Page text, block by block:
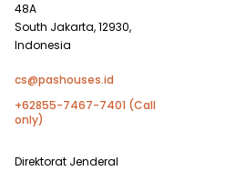
48A
South Jakarta, 12930,
Indonesia
cs@pashouses.id
+62855-7467-7401 (Call
only)
Direktorat Jenderal